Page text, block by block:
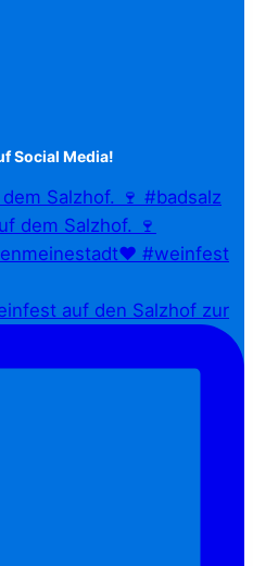
Social Media!
Salzhof. 🍷 #badsalz
auf den Salzhof zur